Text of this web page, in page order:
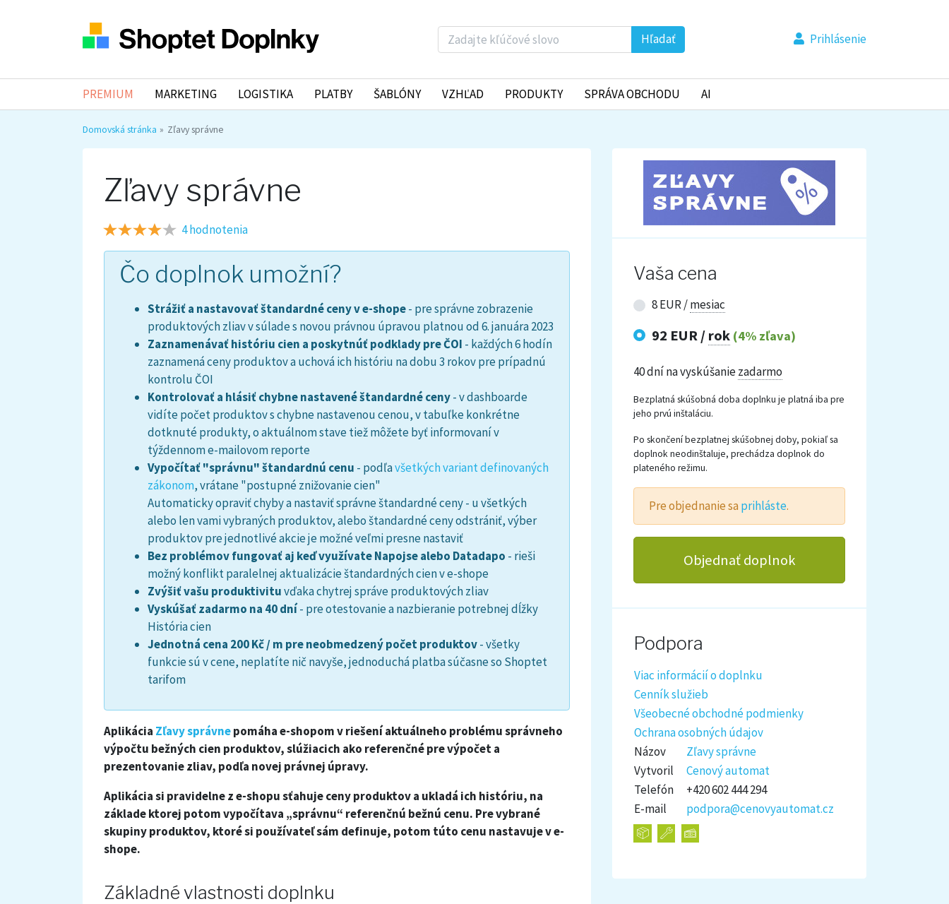
Hľadať Prihlásenie
PREMIUM MARKETING LOGISTIKA PLATBY ŠABLÓNY VZHĽAD PRODUKTY SPRÁVA OBCHODU AI
Domovská stránka Zľavy správne
Zľavy správne
4 hodnotenia
Čo doplnok umožní?
Strážiť a nastavovať štandardné ceny v e-shope- pre správne zobrazenie
produktových zliav v súlade s novou právnou úpravou platnou od 6. januára 2023
Zaznamenávať históriu cien a poskytnúť podklady pre ČOI - každých 6 hodín
zaznamená ceny produktov a uchová ich históriu na dobu 3 rokov pre prípadnú
kontrolu ČOI
Kontrolovať a hlásiť chybne nastavené štandardné ceny- v dashboarde
vidíte počet produktov s chybne nastavenou cenou, v tabuľke konkrétne
dotknuté produkty, o aktuálnom stave tiež môžete byť informovaní v
týždennom e-mailovom reporte
Vypočítať "správnu" štandardnú cenu - podľavšetkých variant definovaných
zákonom, vrátane "postupné znižovanie cien"
Automaticky opraviť chyby a nastaviť správne štandardné ceny - u všetkých
alebo len vami vybraných produktov, alebo štandardné ceny odstrániť, výber
produktov pre jednotlivé akcie je možné veľmi presne nastaviť
Bez problémov fungovať aj keď využívate Napojse alebo Datadapo - rieši
možný konflikt paralelnej aktualizácie štandardných cien v e-shope
Zvýšiť vašu produktivituvďaka chytrej správe produktových zliav
Vyskúšať zadarmo na 40 dní- pre otestovanie a nazbieranie potrebnej dĺžky
História cien
Jednotná cena 200 Kč / m pre neobmedzený počet produktov- všetky
funkcie sú v cene, neplatíte nič navyše, jednoduchá platba súčasne so Shoptet
tarifom
Aplikácia Zľavy správnepomáha e-shopom v riešení aktuálneho problému správneho
výpočtu bežných cien produktov, slúžiacich ako referenčné pre výpočet a
prezentovanie zliav, podľa novej právnej úpravy.
Aplikácia si pravidelne z e-shopu sťahuje ceny produktov a ukladá ich históriu, na
základe ktorej potom vypočítava „správnu“ referenčnú bežnú cenu. Pre vybrané
skupiny produktov, ktoré si používateľ sám definuje, potom túto cenu nastavuje v e-
shope.
Základné vlastnosti doplnku
Vaša cena
8 EUR /mesiac
92 EUR /rok(4% zľava)
40 dní na vyskúšaniezadarmo
Bezplatná skúšobná doba doplnku je platná iba pre
jeho prvú inštaláciu.
Po skončení bezplatnej skúšobnej doby, pokiaľ sa
doplnok neodinštaluje, prechádza doplnok do
plateného režimu.
Pre objednanie sa prihláste.
Objednať doplnok
Podpora
Viac informácií o doplnku
Cenník služieb
Všeobecné obchodné podmienky
Ochrana osobných údajov
Názov
Zľavy správne
Vytvoril
Cenový automat
Telefón
+420 602 444 294
E-mail
podpora@cenovyautomat.cz